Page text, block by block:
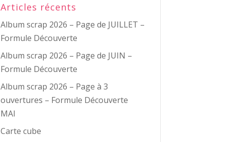
Articles récents
Album scrap 2026 – Page de JUILLET –
Formule Découverte
Album scrap 2026 – Page de JUIN –
Formule Découverte
Album scrap 2026 – Page à 3
ouvertures – Formule Découverte
MAI
Carte cube